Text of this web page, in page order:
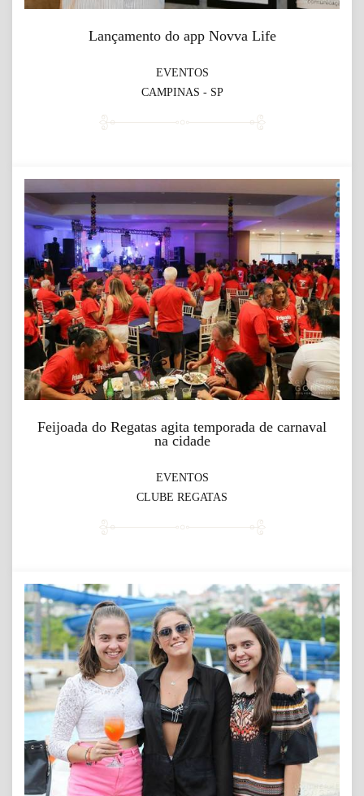
Lançamento do app Novva Life
EVENTOS
CAMPINAS - SP
Feijoada do Regatas agita temporada de carnaval
na cidade
EVENTOS
CLUBE REGATAS